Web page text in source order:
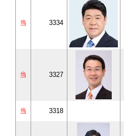
当 3334
当 3327
当 3318